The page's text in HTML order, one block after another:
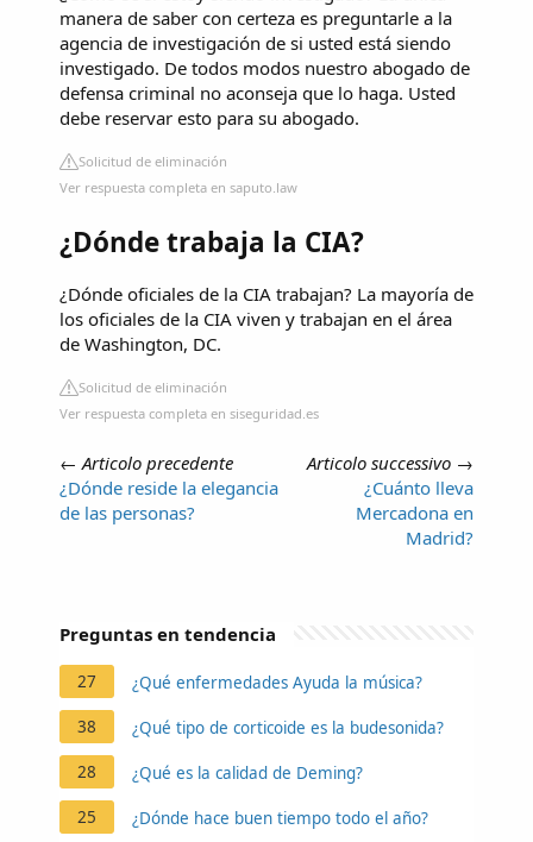
manera de saber con certeza es preguntarle a la
agencia de investigación de si usted está siendo
investigado. De todos modos nuestro abogado de
defensa criminal no aconseja que lo haga. Usted
debe reservar esto para su abogado.
Solicitud de eliminación
Ver respuesta completa en saputo.law
¿Dónde trabaja la CIA?
¿Dónde oficiales de la CIA trabajan? La mayoría de
los oficiales de la CIA viven y trabajan en el área
de Washington, DC.
Solicitud de eliminación
Ver respuesta completa en siseguridad.es
←Articolo precedente
¿Dónde reside la elegancia
de las personas?
Articolo successivo →
¿Cuánto lleva
Mercadona en
Madrid?
Preguntas en tendencia
27 ¿Qué enfermedades Ayuda la música?
38 ¿Qué tipo de corticoide es la budesonida?
28 ¿Qué es la calidad de Deming?
25 ¿Dónde hace buen tiempo todo el año?